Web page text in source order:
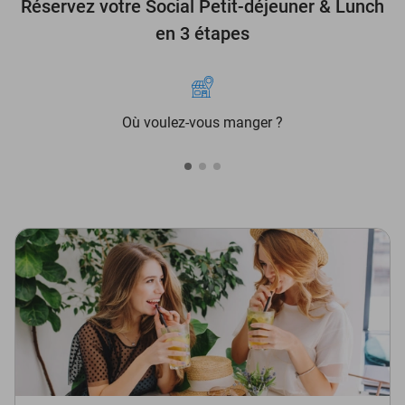
Réservez votre Social Petit-déjeuner & Lunch
en 3 étapes
Où voulez-vous manger ?